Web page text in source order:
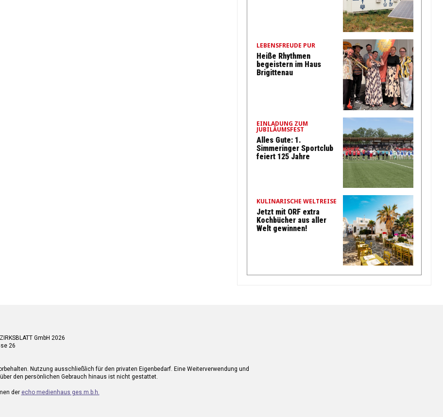
LEBENSFREUDE PUR
Heiße Rhythmen
begeistern im Haus
Brigittenau
EINLADUNG ZUM
JUBILÄUMSFEST
Alles Gute: 1.
Simmeringer Sportclub
feiert 125 Jahre
KULINARISCHE WELTREISE
Jetzt mit ORF extra
Kochbücher aus aller
Welt gewinnen!
GmbH 2026
26
Nutzung ausschließlich für den privaten Eigenbedarf. Eine Weiterverwendung und
den persönlichen Gebrauch hinaus ist nicht gestattet.
der echo medienhaus ges.m.b.h.